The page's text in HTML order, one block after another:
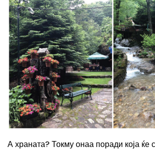
А храната? Токму онаа поради која ќе